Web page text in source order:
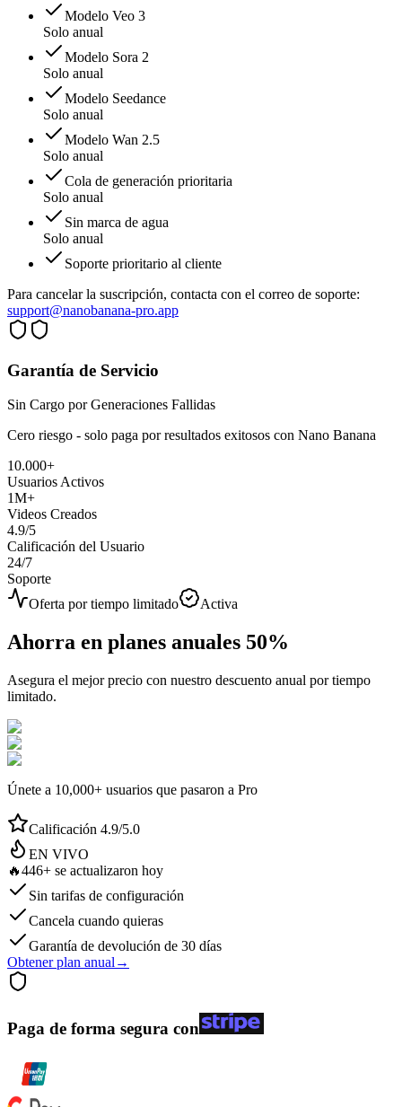
Modelo Veo 3
Solo anual
Modelo Sora 2
Solo anual
Modelo Seedance
Solo anual
Modelo Wan 2.5
Solo anual
Cola de generación prioritaria
Solo anual
Sin marca de agua
Solo anual
Soporte prioritario al cliente
Para cancelar la suscripción, contacta con el correo de soporte:
support@nanobanana-pro.app
Garantía de Servicio
Sin Cargo por Generaciones Fallidas
Cero riesgo - solo paga por resultados exitosos con Nano Banana
10.000+
Usuarios Activos
1M+
Videos Creados
4.9/5
Calificación del Usuario
24/7
Soporte
Oferta por tiempo limitado
Activa
Ahorra en planes anuales 50%
Asegura el mejor precio con nuestro descuento anual por tiempo
limitado.
Únete a 10,000+ usuarios que pasaron a Pro
Calificación 4.9/5.0
EN VIVO
🔥446+ se actualizaron hoy
Sin tarifas de configuración
Cancela cuando quieras
Garantía de devolución de 30 días
Obtener plan anual →
Paga de forma segura con